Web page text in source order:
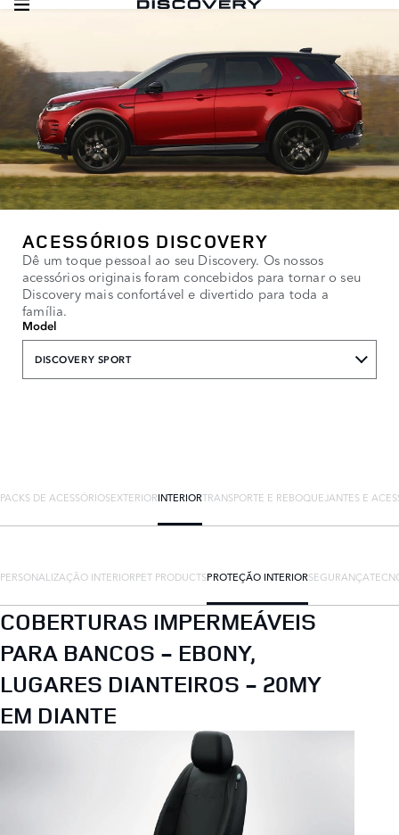
ACESSÓRIOS DISCOVERY
Dê um toque pessoal ao seu Discovery. Os nossos
acessórios originais foram concebidos para tornar o seu
Discovery mais confortável e divertido para toda a
família.
Model
DISCOVERY SPORT
PACKS DE ACESSÓRIOSEXTERIORINTERIORTRANSPORTE E REBOQUEJANTES E
PERSONALIZAÇÃO INTERIORPET PRODUCTSPROTEÇÃO INTERIORSEGURANÇA
COBERTURAS IMPERMEÁVEIS
PARA BANCOS - EBONY,
LUGARES DIANTEIROS - 20MY
EM DIANTE